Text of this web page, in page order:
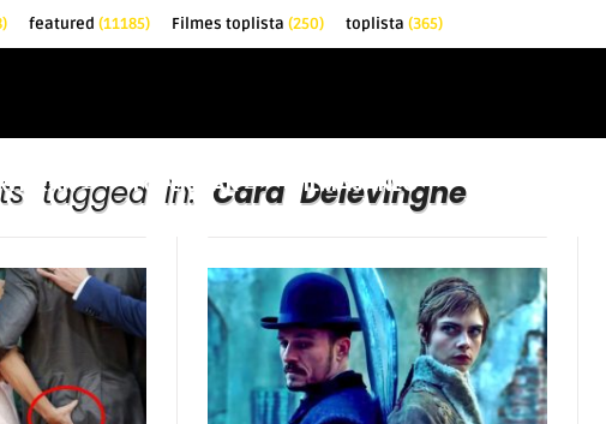
featured (11185) Filmes toplista (250) toplista (365)
TOPLISTÁK FILMAJÁNLÓ
tagged in: Cara Delevingne